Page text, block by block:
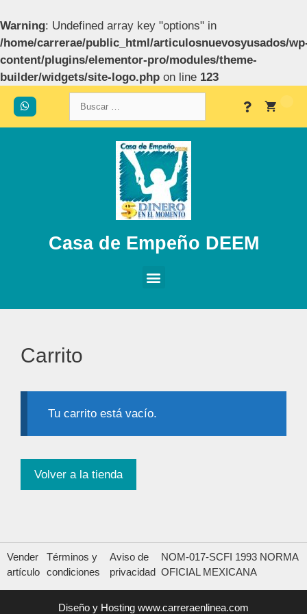
Warning: Undefined array key "options" in
/home/carrerae/public_html/articulosnuevosyusados/
content/plugins/elementor-pro/modules/theme-
builder/widgets/site-logo.php on line 123
Casa de Empeño DEEM
Carrito
Tu carrito está vacío.
Volver a la tienda
Vender
artículo
Términos y
condiciones
Aviso de
privacidad
NOM-017-SCFI 1993 NORMA
OFICIAL MEXICANA
Diseño y Hosting www.carreraenlinea.com